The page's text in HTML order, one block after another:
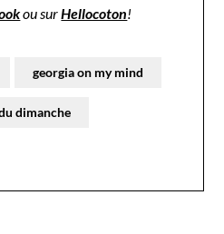
ou surHellocoton!
georgia on my mind
dimanche